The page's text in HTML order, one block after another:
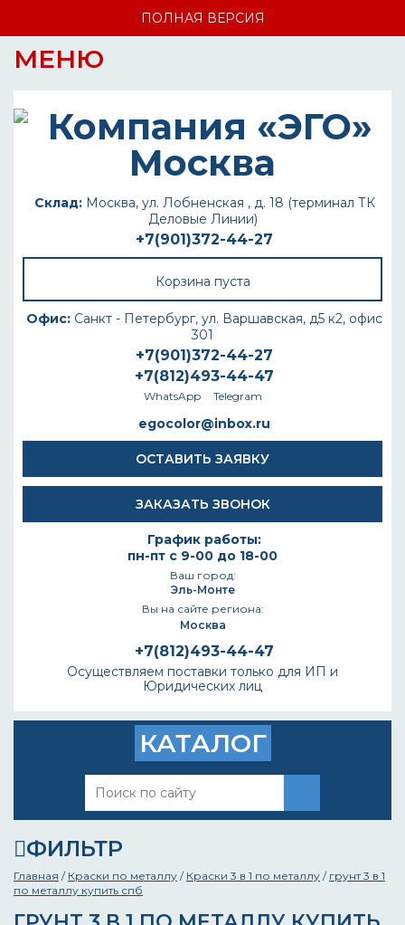
ПОЛНАЯ ВЕРСИЯ
МЕНЮ
Склад:Москва, ул. Лобненская , д. 18 (терминал ТК
Деловые Линии)
+7(901)372-44-27
Корзина пуста
Офис: Санкт - Петербург, ул. Варшавская, д5 к2, офис
301
+7(901)372-44-27
+7(812)493-44-47
WhatsApp Telegram
egocolor@inbox.ru
ОСТАВИТЬ ЗАЯВКУ
ЗАКАЗАТЬ ЗВОНОК
График работы:
пн-пт с 9-00 до 18-00
Ваш город:
Эль-Монте
Вы на сайте региона:
Москва
+7(812)493-44-47
Осуществляем поставки только для ИП и
Юридических лиц
КАТАЛОГ
ФИЛЬТР
Главная / Краски по металлу / Краски 3 в 1 по металлу / грунт 3 в 1
по металлу купить спб